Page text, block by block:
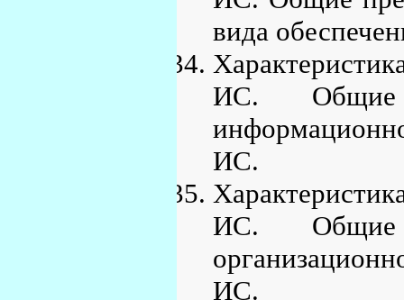
вида
ИС. Общие
ИС.
ИС. Общие
ИС.